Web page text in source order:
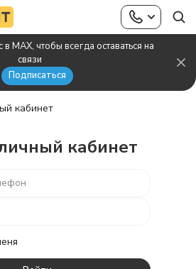
MAX, чтобы всегда оставаться на
связи
Подписаться
кабинет
кабинет